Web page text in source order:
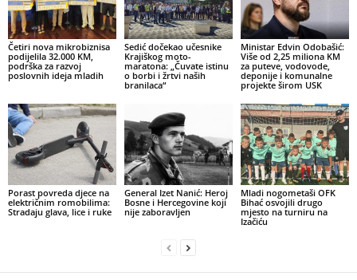
Četiri nova mikrobiznisa
podijelila 32.000 KM,
podrška za razvoj
poslovnih ideja mladih
Sedić dočekao učesnike
Krajiškog moto-
maratona: „Čuvate istinu
o borbi i žrtvi naših
branilaca“
Ministar Edvin Odobašić:
Više od 2,25 miliona KM
za puteve, vodovode,
deponije i komunalne
projekte širom USK
Porast povreda djece na
električnim romobilima:
Stradaju glava, lice i ruke
General Izet Nanić: Heroj
Bosne i Hercegovine koji
nije zaboravljen
Mladi nogometaši OFK
Bihać osvojili drugo
mjesto na turniru na
Izačiću